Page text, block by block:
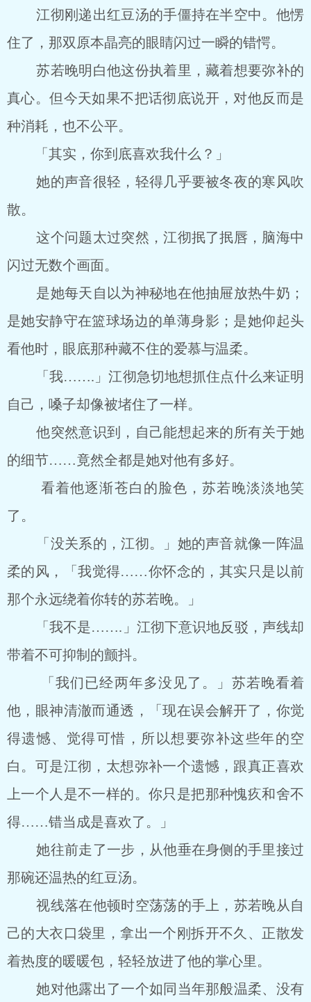
江彻刚递出红豆汤的手僵持在半空中。他愣
住了，那双原本晶亮的眼睛闪过一瞬的错愕。
苏若晚明白他这份执着里，藏着想要弥补的
真心。但今天如果不把话彻底说开，对他反而是
种消耗，也不公平。
「其实，你到底喜欢我什么？」
她的声音很轻，轻得几乎要被冬夜的寒风吹
散。
这个问题太过突然，江彻抿了抿唇，脑海中
闪过无数个画面。
是她每天自以为神秘地在他抽屉放热牛奶；
是她安静守在篮球场边的单薄身影；是她仰起头
看他时，眼底那种藏不住的爱慕与温柔。
「我…….」江彻急切地想抓住点什么来证明
自己，嗓子却像被堵住了一样。
他突然意识到，自己能想起来的所有关于她
的细节……竟然全都是她对他有多好。
看着他逐渐苍白的脸色，苏若晚淡淡地笑
了。
「没关系的，江彻。」她的声音就像一阵温
柔的风，「我觉得……你怀念的，其实只是以前
那个永远绕着你转的苏若晚。」
「我不是…….」江彻下意识地反驳，声线却
带着不可抑制的颤抖。
「我们已经两年多没见了。」苏若晚看着
他，眼神清澈而通透，「现在误会解开了，你觉
得遗憾、觉得可惜，所以想要弥补这些年的空
白。可是江彻，太想弥补一个遗憾，跟真正喜欢
上一个人是不一样的。你只是把那种愧疚和舍不
得……错当成是喜欢了。」
她往前走了一步，从他垂在身侧的手里接过
那碗还温热的红豆汤。
视线落在他顿时空荡荡的手上，苏若晚从自
己的大衣口袋里，拿出一个刚拆开不久、正散发
着热度的暖暖包，轻轻放进了他的掌心里。
她对他露出了一个如同当年那般温柔、没有